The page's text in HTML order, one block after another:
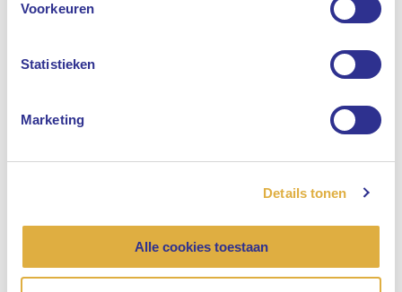
Voorkeuren
Statistieken
Marketing
Details tonen
Alle cookies toestaan